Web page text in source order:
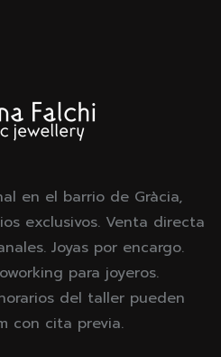
en el barrio de Gràcia,
exclusivos. Venta directa
Joyas por encargo.
para joyeros.
del taller pueden
con cita previa.